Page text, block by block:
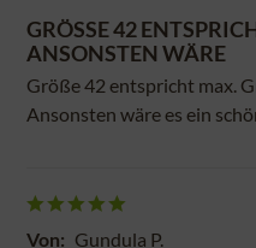
GRÖSSE 42
SONSTEN WÄRE
Größe 42 entspricht max.
Ansonsten wäre es ein
Von: Gundula P.